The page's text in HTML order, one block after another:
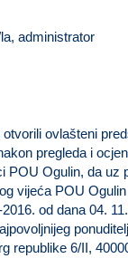
administrator
ovlašteni
pregleda i
POU Ogulin, da uz
vijeća POU Ogulin
od dana 04.
republike 6/II,